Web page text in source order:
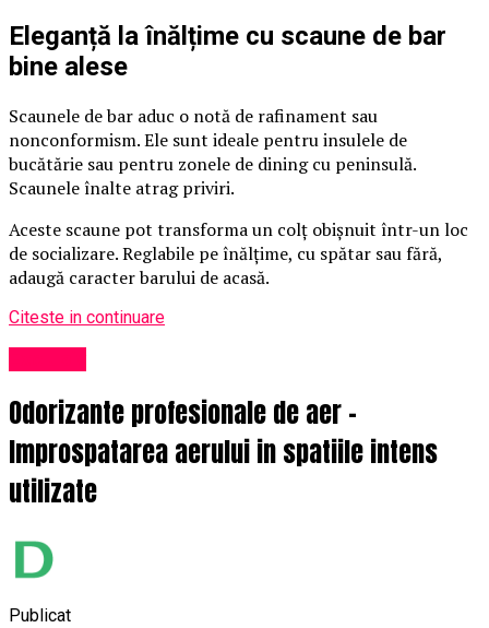
Eleganță la înălțime cu scaune de bar
bine alese
Scaunele de bar aduc o notă de rafinament sau
nonconformism. Ele sunt ideale pentru insulele de
bucătărie sau pentru zonele de dining cu peninsulă.
Scaunele înalte atrag priviri.
Aceste scaune pot transforma un colț obișnuit într-un loc
de socializare. Reglabile pe înălțime, cu spătar sau fără,
adaugă caracter barului de acasă.
Citeste in continuare
Odorizante profesionale de aer –
Improspatarea aerului in spatiile intens
utilizate
Publicat